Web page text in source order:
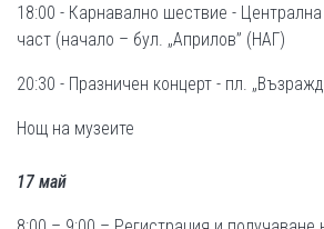
18:00 - Карнавално шествие - Централна
част (начало – бул. „Априлов” (НАГ)
20:30 - Празничен концерт - пл.
Нощ на музеите
17 май